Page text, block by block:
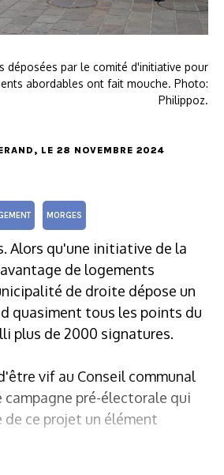
déposées par le comité d'initiative pour
abordables ont fait mouche. Photo:
Philippoz.
, LE 28 NOVEMBRE 2024
MORGES
Alors qu'une initiative de la
de logements
de droite dépose un
quasiment tous les points du
plus de 2000 signatures.
vif au Conseil communal
campagne pré-électorale qui
ce projet un élément